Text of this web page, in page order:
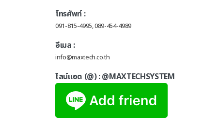
โทรศัพท์ :
091-815-4995, 089-454-4989
อีเมล :
info@maxtech.co.th
ไลน์แอด (@) :@MAXTECHSYSTEM